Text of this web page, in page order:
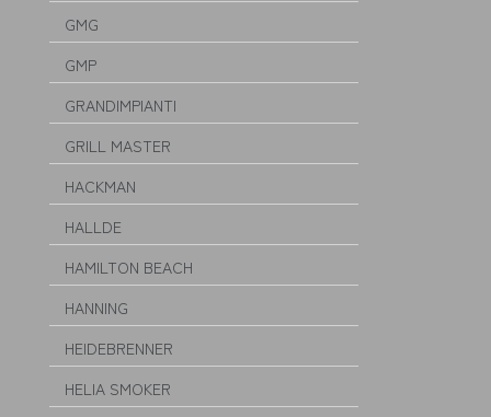
GMG
GMP
GRANDIMPIANTI
GRILL MASTER
HACKMAN
HALLDE
HAMILTON BEACH
HANNING
HEIDEBRENNER
HELIA SMOKER